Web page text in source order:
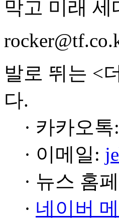
막고 미래
발로 뛰는 <
다.
· 카카오
· 이메일:
· 뉴스 홈
· 네이버